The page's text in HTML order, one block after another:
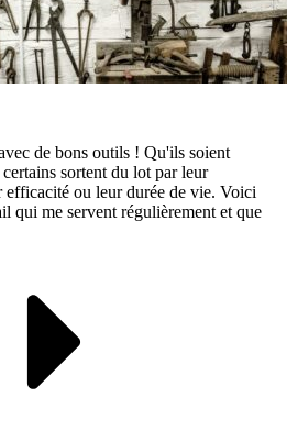
de bons outils ! Qu'ils soient
sortent du lot par leur
ou leur durée de vie. Voici
qui me servent régulièrement et que